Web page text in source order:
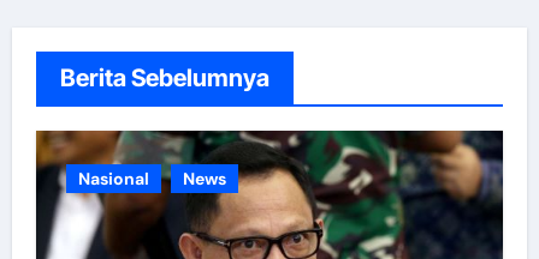
Berita Sebelumnya
Nasional News